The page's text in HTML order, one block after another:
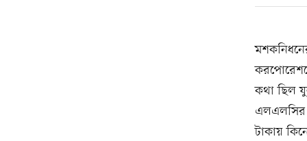
মশকনিধনের
কথা ছিল
টাকায়